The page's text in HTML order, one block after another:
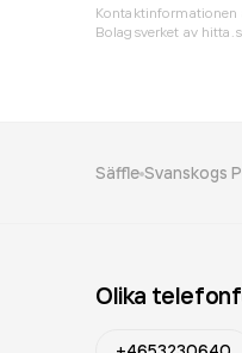
Kontaktinformationen
Bolagsverket av
Säffle Svanskogs
Olika